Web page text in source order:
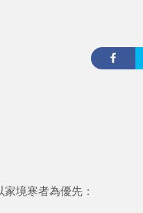
境寒者為優先：